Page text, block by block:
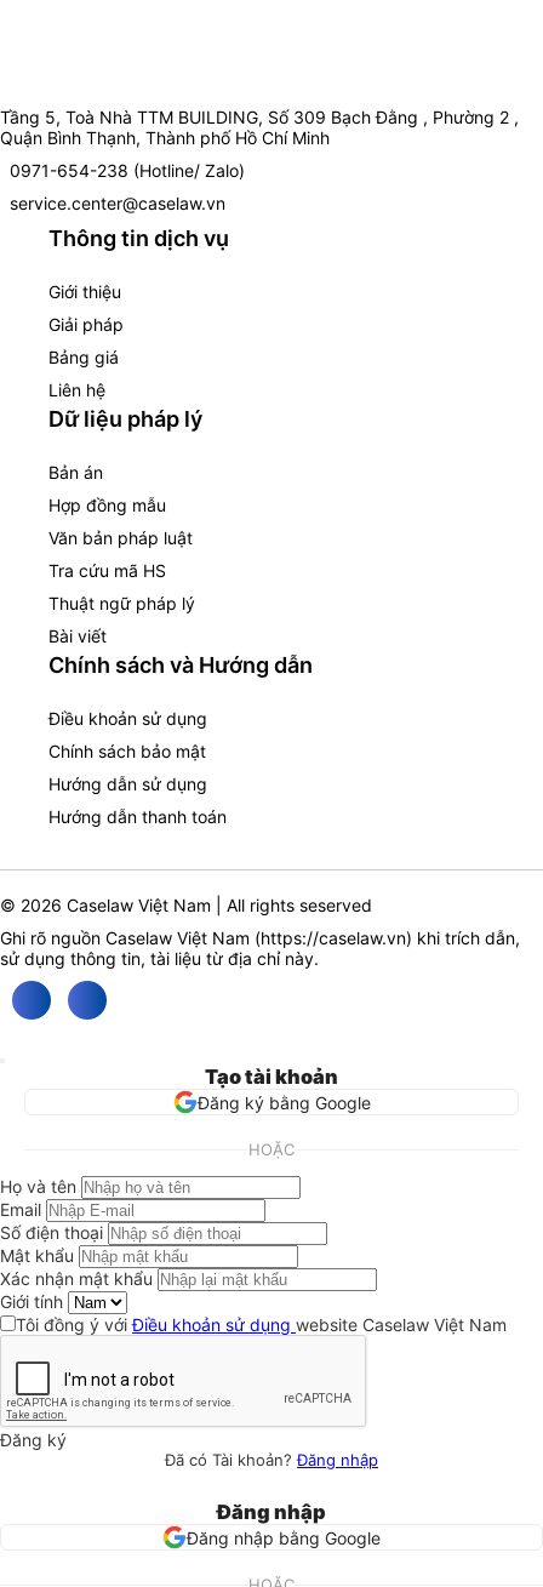
Tầng 5, Toà Nhà TTM BUILDING, Số 309 Bạch Đằng , Phường 2 ,
Quận Bình Thạnh, Thành phố Hồ Chí Minh
0971-654-238 (Hotline/ Zalo)
service.center@caselaw.vn
Thông tin dịch vụ
Giới thiệu
Giải pháp
Bảng giá
Liên hệ
Dữ liệu pháp lý
Bản án
Hợp đồng mẫu
Văn bản pháp luật
Tra cứu mã HS
Thuật ngữ pháp lý
Bài viết
Chính sách và Hướng dẫn
Điều khoản sử dụng
Chính sách bảo mật
Hướng dẫn sử dụng
Hướng dẫn thanh toán
© 2026 Caselaw Việt Nam | All rights seserved
Ghi rõ nguồn Caselaw Việt Nam (https://caselaw.vn) khi trích dẫn,
sử dụng thông tin, tài liệu từ địa chỉ này.
Tạo tài khoản
Đăng ký bằng Google
HOẶC
Họ và tên
Email
Số điện thoại
Mật khẩu
Xác nhận mật khẩu
Giới tính
Tôi đồng ý vớiĐiều khoản sử dụng website Caselaw Việt Nam
Đăng ký
Đã có Tài khoản?Đăng nhập
Đăng nhập
Đăng nhập bằng Google